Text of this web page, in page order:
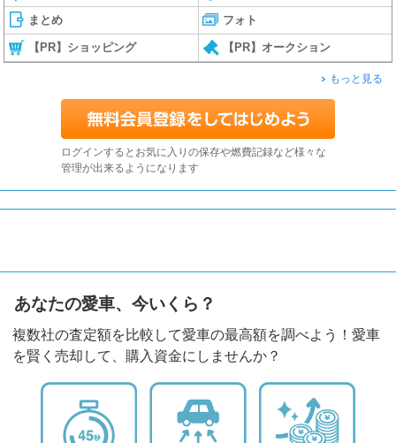
まとめ フォト
【PR】ショッピング 【PR】オークション
もっと見る
ログインするとお気に入りの保存や燃費記録など様々な
管理が出来るようになります
あなたの愛車、今いくら？
複数社の査定額を比較して愛車の最高額を調べよう！愛車
を賢く売却して、購入資金にしませんか？